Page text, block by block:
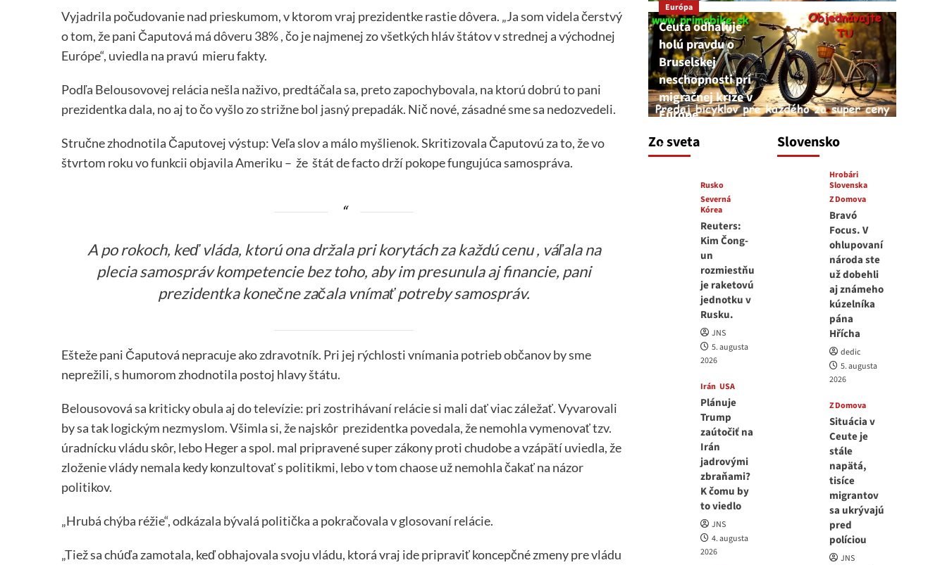
Vyjadrila počudovanie nad prieskumom, v ktorom vraj prezidentke rastie dôvera. „Ja som videla čerstvý
o tom, že pani Čaputová má dôveru 38% , čo je najmenej zo všetkých hláv štátov v strednej a východnej
Európe“, uviedla na pravú mieru fakty.
Podľa Belousovovej relácia nešla naživo, predtáčala sa, preto zapochybovala, na ktorú dobrú to pani
prezidentka dala, no aj to čo vyšlo zo strižne bol jasný prepadák. Nič nové, zásadné sme sa nedozvedeli.
Stručne zhodnotila Čaputovej výstup: Veľa slov a málo myšlienok. Skritizovala Čaputovú za to, že vo
štvrtom roku vo funkcii objavila Ameriku – že štát de facto drží pokope fungujúca samospráva.
A po rokoch, keď vláda, ktorú ona držala pri korytách za každú cenu , váľala na
plecia samospráv kompetencie bez toho, aby im presunula aj financie, pani
prezidentka konečne začala vnímať potreby samospráv.
Ešteže pani Čaputová nepracuje ako zdravotník. Pri jej rýchlosti vnímania potrieb občanov by sme
neprežili, s humorom zhodnotila postoj hlavy štátu.
Belousovová sa kriticky obula aj do televízie: pri zostrihávaní relácie si mali dať viac záležať. Vyvarovali
by sa tak logickým nezmyslom. Všimla si, že najskôr prezidentka povedala, že nemohla vymenovať tzv.
úradnícku vládu skôr, lebo Heger a spol. mal pripravené super zákony proti chudobe a vzápätí uviedla, že
zloženie vlády nemala kedy konzultovať s politikmi, lebo v tom chaose už nemohla čakať na názor
politikov.
„Hrubá chýba réžie“, odkázala bývalá politička a pokračovala v glosovaní relácie.
„Tiež sa chúďa zamotala, keď obhajovala svoju vládu, ktorá vraj ide pripraviť koncepčné zmeny pre vládu
Zo sveta
Európa
Ceuta odhaľuje
holú pravdu o
Bruselskej
neschopnosti pri
migračnej kríze v
Európe
5. augusta 2026
Rusko
Severná
Kórea
Reuters:
Kim Čong-
un
rozmiestňu
je raketovú
jednotku v
Rusku.
JNS
5. augusta
2026
Irán USA
Plánuje
Trump
zaútočiť na
Irán
jadrovými
zbraňami?
K čomu by
to viedlo
JNS
4. augusta
2026
Slovensko
Hrobári
Slovenska
Z Domova
Bravó
Focus. V
ohlupovaní
národa ste
už dobehli
aj známeho
kúzelníka
pána
Hřícha
dedic
5. augusta
2026
Z Domova
Situácia v
Ceute je
stále
napätá,
tisíce
migrantov
sa ukrývajú
pred
políciou
JNS